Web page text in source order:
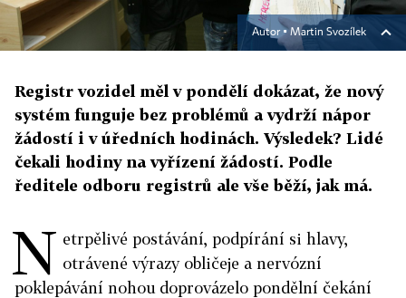
Autor ▪ Martin Svozílek
Registr vozidel měl v pondělí dokázat, že nový
systém funguje bez problémů a vydrží nápor
žádostí i v úředních hodinách. Výsledek? Lidé
čekali hodiny na vyřízení žádostí. Podle
ředitele odboru registrů ale vše běží, jak má.
N etrpělivé postávání, podpírání si hlavy,
otrávené výrazy obličeje a nervózní
poklepávání nohou doprovázelo pondělní čekání